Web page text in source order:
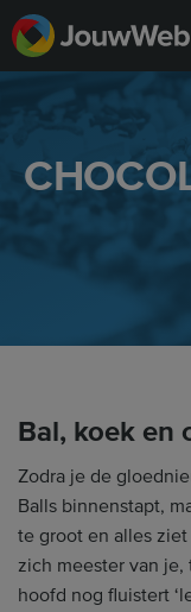
Bal, koek en
Zodra je de
Balls binnenstapt,
te groot en alles
zich meester van
hoofd nog fluistert